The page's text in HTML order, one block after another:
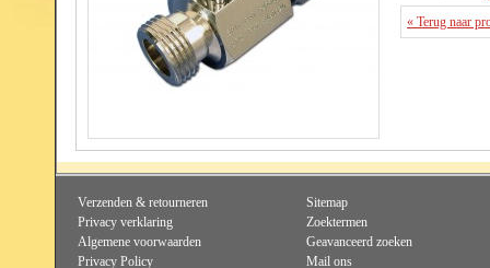
« Terug naar
Verzenden & retourneren
Privacy verklaring
Algemene voorwaarden
Privacy Policy
Sitemap
Zoektermen
Geavanceerd zoeken
Mail ons